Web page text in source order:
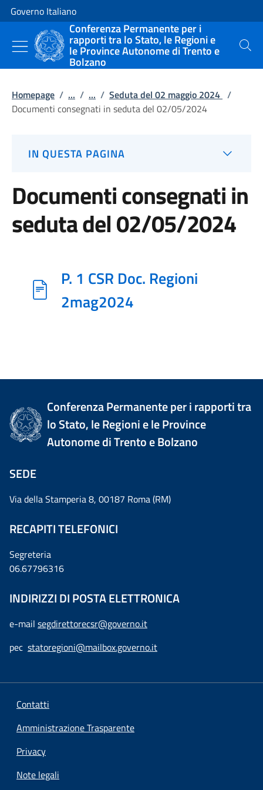
Vai al contenuto
Vai alla navigazione del sito
Governo Italiano
Conferenza Permanente per i
rapporti tra lo Stato, le Regioni e
le Province Autonome di Trento e
Bolzano
Cerca
Homepage / ... / ... / Seduta del 02 maggio 2024 /
Documenti consegnati in seduta del 02/05/2024
IN QUESTA PAGINA
Documenti consegnati in
seduta del 02/05/2024
P. 1 CSR Doc. Regioni
2mag2024
Conferenza Permanente per i rapporti tra
lo Stato, le Regioni e le Province
Autonome di Trento e Bolzano
SEDE
Via della Stamperia 8, 00187 Roma (RM)
RECAPITI TELEFONICI
Segreteria
06.67796316
INDIRIZZI DI POSTA ELETTRONICA
e-mail segdirettorecsr@governo.it
pec statoregioni@mailbox.governo.it
Contatti
Amministrazione Trasparente
Privacy
Note legali